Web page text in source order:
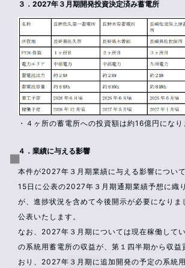
３．2027年３月期開発投資決定済み蓄電所
・４ヶ所の蓄電所への投資額は約16億円になり
４．業績に与える影響
本件が2027年３月期業績に与える影響につい
15日に公表の2027年３月期通期業績予想に織
が、進捗状況を含めて今後開示が必要になりま
公表いたします。
なお、2027年３月期については現在稼働して
の系統用蓄電所の収益が、第１四半期から収益
おり、2027年３月期に追加開発の予定の系統